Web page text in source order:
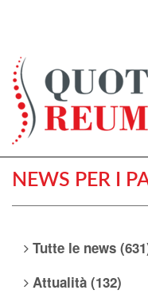
NEWS PER I
Tutte le news
Attualità (132)